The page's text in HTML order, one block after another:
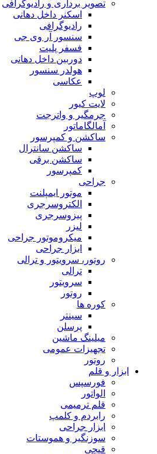
تصویر برداری و رادیوگرافی
اسکنر داخل دهانی
رادیوگرافی
سنسور آر وی جی
فسفر پلیت
دوربین داخل دهانی
هولدر سنسور
عکاسی
لوپ
لایت کیور
جرمگیر و واترجت
آمالگاماتور
ساکشن و کمپرسور
ساکشن سانترال
ساکشن برقی
کمپرسور
جراحی
موتور ایمپلنت
الکتروسرجری
پیزوسرجری
لیزر
میکروموتور جراحی
ابزار جراحی
روتور، سرویتور و ترالی
ترالی
سرویتور
روتور
کوره ها
سینتر
پرسلن
میلینگ ماشین
تجهیزات عمومی
روتور
ابزار و قلم
فورسپس
الواتور
قلم ترمیمی
رابردم و کلمپ
ابزار جراحی
سوزنگیر و هموستات
قیچی